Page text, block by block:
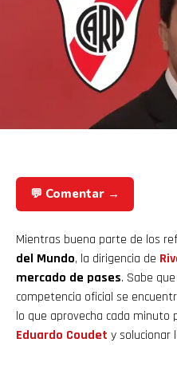
💬 Comentar →
Mientras buena parte de los
del Mundo, la dirigencia de
mercado de pases. Sabe
competencia oficial se
lo que aprovecha cada minuto
Eduardo Coudet y solucionar